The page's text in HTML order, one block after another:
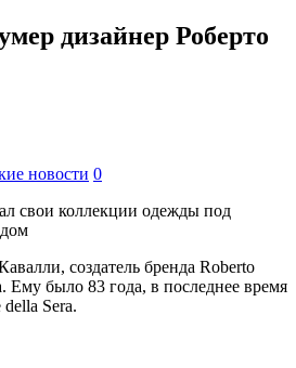
дизайнер Роберто
новости 0
свои коллекции одежды под
создатель бренда Roberto
Ему было 83 года, в последнее время
Sera.